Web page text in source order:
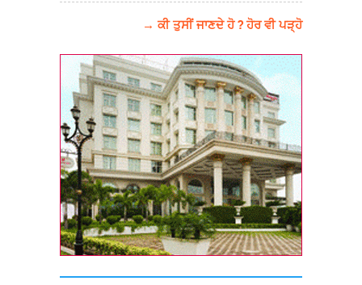
→ ਕੀ ਤੁਸੀਂ ਜਾਣਦੇ ਹੋ ? ਹੋਰ ਵੀ ਪੜ੍ਹੋ